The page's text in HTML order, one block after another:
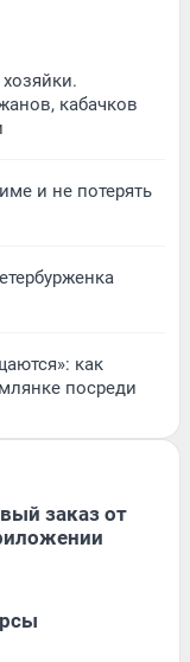
кабачков
и не потерять
как
посреди
заказ от